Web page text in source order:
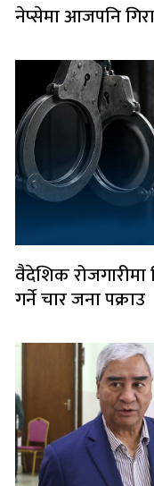
नेप्सेमा आजपनि
वैदेशिक रोजगारीमा
गर्ने चार जना पक्राउ